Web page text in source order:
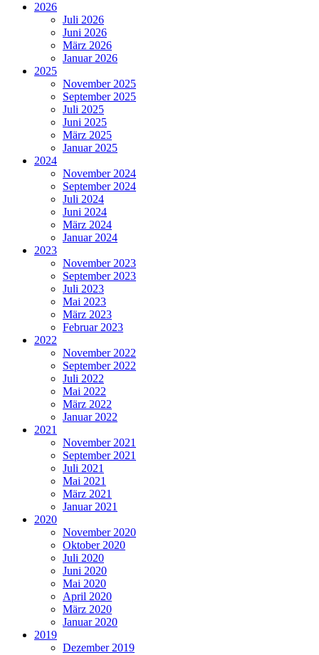
2026
Juli 2026
Juni 2026
März 2026
Januar 2026
2025
November 2025
September 2025
Juli 2025
Juni 2025
März 2025
Januar 2025
2024
November 2024
September 2024
Juli 2024
Juni 2024
März 2024
Januar 2024
2023
November 2023
September 2023
Juli 2023
Mai 2023
März 2023
Februar 2023
2022
November 2022
September 2022
Juli 2022
Mai 2022
März 2022
Januar 2022
2021
November 2021
September 2021
Juli 2021
Mai 2021
März 2021
Januar 2021
2020
November 2020
Oktober 2020
Juli 2020
Juni 2020
Mai 2020
April 2020
März 2020
Januar 2020
2019
Dezember 2019